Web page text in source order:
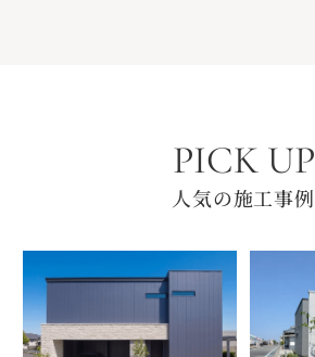
PICK UP
人気の施工事例